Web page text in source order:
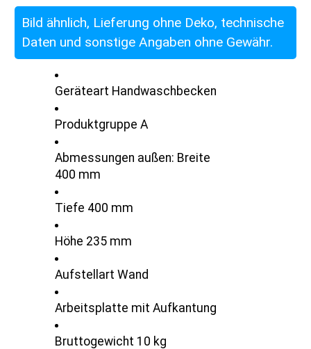
Bild ähnlich, Lieferung ohne Deko, technische
Daten und sonstige Angaben ohne Gewähr.
Geräteart Handwaschbecken
Produktgruppe A
Abmessungen außen: Breite
400 mm
Tiefe 400 mm
Höhe 235 mm
Aufstellart Wand
Arbeitsplatte mit Aufkantung
Bruttogewicht 10 kg